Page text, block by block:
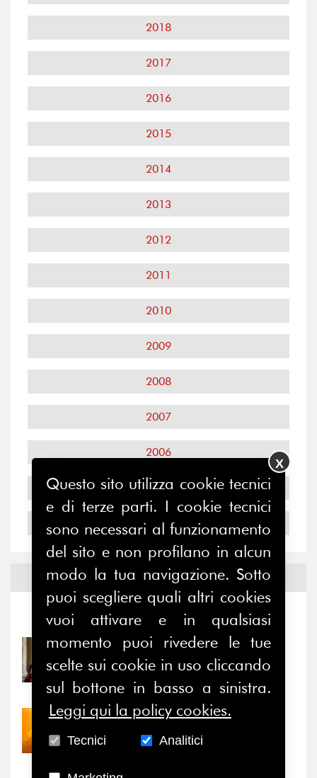
2018
2017
2016
2015
2014
2013
2012
2011
2010
2009
2008
2007
2006
2005
2004
Notizie edEventi
Notizie - Eventi
31/07/2026
Prima della pausa estiva,
il valore di...
30/07/2026
Nove anni dopo la
Questo sito utilizza cookie tecnici
e di terze parti. I cookie tecnici
sono necessari al funzionamento
del sito e non profilano in alcun
modo la tua navigazione. Sotto
puoi scegliere quali altri cookies
vuoi attivare e in qualsiasi
momento puoi rivedere le tue
scelte sui cookie in uso cliccando
sul bottone in basso a sinistra.
Leggi qui la policy cookies.
Tecnici Analitici
X